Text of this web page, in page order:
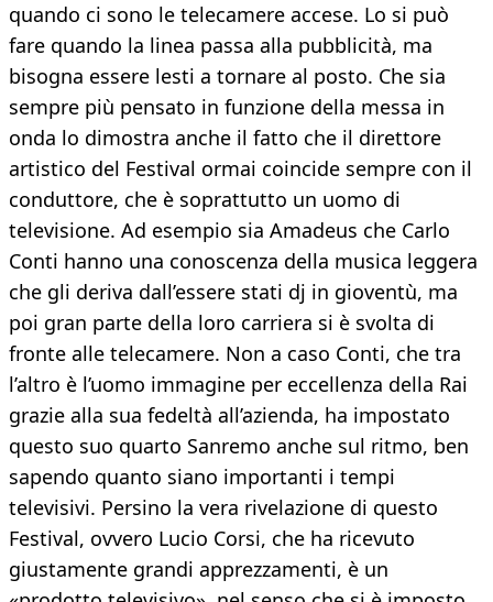
quando ci sono le telecamere accese. Lo si può
fare quando la linea passa alla pubblicità, ma
bisogna essere lesti a tornare al posto. Che sia
sempre più pensato in funzione della messa in
onda lo dimostra anche il fatto che il direttore
artistico del Festival ormai coincide sempre con il
conduttore, che è soprattutto un uomo di
televisione. Ad esempio sia Amadeus che Carlo
Conti hanno una conoscenza della musica leggera
che gli deriva dall’essere stati dj in gioventù, ma
poi gran parte della loro carriera si è svolta di
fronte alle telecamere. Non a caso Conti, che tra
l’altro è l’uomo immagine per eccellenza della Rai
grazie alla sua fedeltà all’azienda, ha impostato
questo suo quarto Sanremo anche sul ritmo, ben
sapendo quanto siano importanti i tempi
televisivi. Persino la vera rivelazione di questo
Festival, ovvero Lucio Corsi, che ha ricevuto
giustamente grandi apprezzamenti, è un